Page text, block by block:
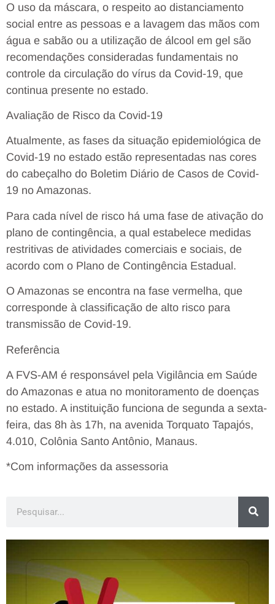
O uso da máscara, o respeito ao distanciamento
social entre as pessoas e a lavagem das mãos com
água e sabão ou a utilização de álcool em gel são
recomendações consideradas fundamentais no
controle da circulação do vírus da Covid-19, que
continua presente no estado.
Avaliação de Risco da Covid-19
Atualmente, as fases da situação epidemiológica de
Covid-19 no estado estão representadas nas cores
do cabeçalho do Boletim Diário de Casos de Covid-
19 no Amazonas.
Para cada nível de risco há uma fase de ativação do
plano de contingência, a qual estabelece medidas
restritivas de atividades comerciais e sociais, de
acordo com o Plano de Contingência Estadual.
O Amazonas se encontra na fase vermelha, que
corresponde à classificação de alto risco para
transmissão de Covid-19.
Referência
A FVS-AM é responsável pela Vigilância em Saúde
do Amazonas e atua no monitoramento de doenças
no estado. A instituição funciona de segunda a sexta-
feira, das 8h às 17h, na avenida Torquato Tapajós,
4.010, Colônia Santo Antônio, Manaus.
*Com informações da assessoria